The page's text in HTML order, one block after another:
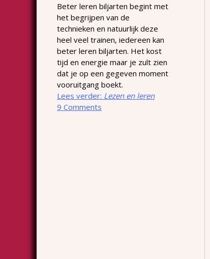
Beter leren biljarten begint met
het begrijpen van de
technieken en natuurlijk deze
heel veel trainen, iedereen kan
beter leren biljarten. Het kost
tijd en energie maar je zult zien
dat je op een gegeven moment
vooruitgang boekt.
Lees verder: Lezen en leren
9 Comments